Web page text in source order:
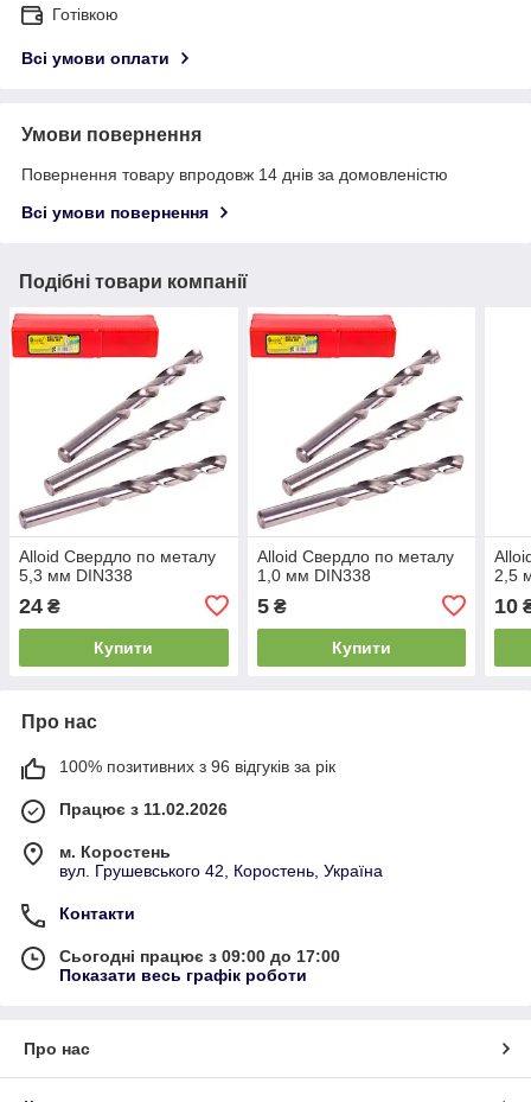
Готівкою
Всі умови оплати
Умови повернення
Повернення товару впродовж 14 днів за домовленістю
Всі умови повернення
Подібні товари компанії
Alloid Свердло по металу
5,3 мм DIN338
24 ₴
Купити
Alloid Свердло по металу
1,0 мм DIN338
5₴
Купити
2,5
10
Про нас
100% позитивних з 96 відгуків за рік
Працює з 11.02.2026
м. Коростень
вул. Грушевського 42, Коростень, Україна
Контакти
Сьогодні працює з 09:00 до 17:00
Показати весь графік роботи
Про нас